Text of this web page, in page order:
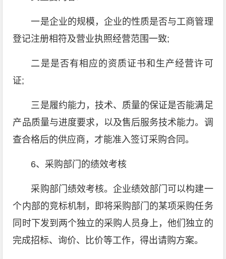
一是企业的规模，企业的性质是否与工商管理
登记注册相符及营业执照经营范围一致;
二是是否有相应的资质证书和生产经营许可
证;
三是履约能力，技术、质量的保证是否能满足
产品质量与进度要求，以及售后服务技术能力。调
查合格后的供应商，才能准入签订采购合同。
6、采购部门的绩效考核
采购部门绩效考核。企业绩效部门可以构建一
个内部的竞标机制，即将采购部门的某项采购任务
同时下发到两个独立的采购人员身上，他们独立的
完成招标、询价、比价等工作，得出请购方案。